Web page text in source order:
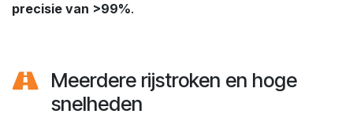
precisie van >99%.
Meerdere rijstroken en hoge
snelheden​